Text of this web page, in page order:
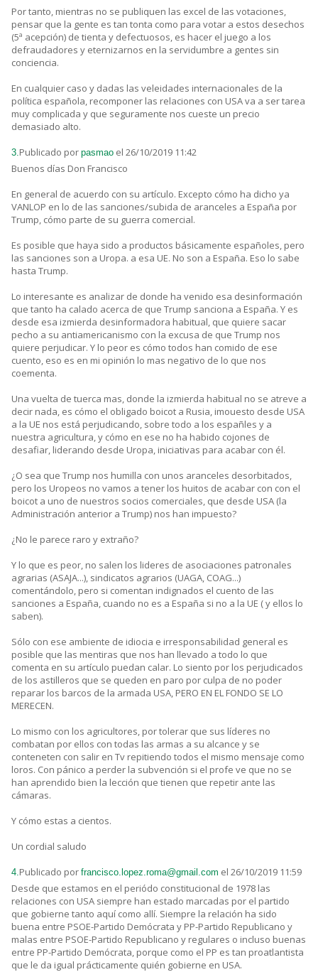
Por tanto, mientras no se publiquen las excel de las votaciones,
pensar que la gente es tan tonta como para votar a estos desechos
(5ª acepción) de tienta y defectuosos, es hacer el juego a los
defraudadores y eternizarnos en la servidumbre a gentes sin
conciencia.
En cualquier caso y dadas las veleidades internacionales de la
política española, recomponer las relaciones con USA va a ser tarea
muy complicada y que seguramente nos cueste un precio
demasiado alto.
3. Publicado por pasmao el 26/10/2019 11:42
Buenos días Don Francisco
En general de acuerdo con su artículo. Excepto cómo ha dicho ya
VANLOP en lo de las sanciones/subida de aranceles a España por
Trump, cómo parte de su guerra comercial.
Es posible que haya sido a productos básicamente españoles, pero
las sanciones son a Uropa. a esa UE. No son a España. Eso lo sabe
hasta Trump.
Lo interesante es analizar de donde ha venido esa desinformación
que tanto ha calado acerca de que Trump sanciona a España. Y es
desde esa izmierda desinformadora habitual, que quiere sacar
pecho a su antiamericanismo con la excusa de que Trump nos
quiere perjudicar. Y lo peor es cómo todos han comido de ese
cuento, eso es en mi opinión lo mas negativo de lo que nos
coementa.
Una vuelta de tuerca mas, donde la izmierda habitual no se atreve a
decir nada, es cómo el obligado boicot a Rusia, imouesto desde USA
a la UE nos está perjudicando, sobre todo a los españles y a
nuestra agricultura, y cómo en ese no ha habido cojones de
desafiar, liderando desde Uropa, iniciativas para acabar con él.
¿O sea que Trump nos humilla con unos aranceles desorbitados,
pero los Uropeos no vamos a tener los huitos de acabar con con el
boicot a uno de nuestros socios comerciales, que desde USA (la
Administración anterior a Trump) nos han impuesto?
¿No le parece raro y extraño?
Y lo que es peor, no salen los lideres de asociaciones patronales
agrarias (ASAJA...), sindicatos agrarios (UAGA, COAG...)
comentándolo, pero si comentan indignados el cuento de las
sanciones a España, cuando no es a España si no a la UE ( y ellos lo
saben).
Sólo con ese ambiente de idiocia e irresponsabilidad general es
posible que las mentiras que nos han llevado a todo lo que
comenta en su artículo puedan calar. Lo siento por los perjudicados
de los astilleros que se queden en paro por culpa de no poder
reparar los barcos de la armada USA, PERO EN EL FONDO SE LO
MERECEN.
Lo mismo con los agricultores, por tolerar que sus líderes no
combatan por ellos con todas las armas a su alcance y se
conteneten con salir en Tv repitiendo todos el mismo mensaje como
loros. Con pánico a perder la subvención si el profe ve que no se
han aprendido bien la lección que tienen que repetir ante las
cámaras.
Y cómo estas a cientos.
Un cordial saludo
4. Publicado por francisco.lopez.roma@gmail.com el 26/10/2019 11:59
Desde que estamos en el periódo constitucional de 1978 las
relaciones con USA siempre han estado marcadas por el partido
que gobierne tanto aquí como allí. Siempre la relación ha sido
buena entre PSOE-Partido Demócrata y PP-Partido Republicano y
malas entre PSOE-Partido Republicano y regulares o incluso buenas
entre PP-Partido Demócrata, porque como el PP es tan proatlantista
que le da igual prácticamente quién gobierne en USA.